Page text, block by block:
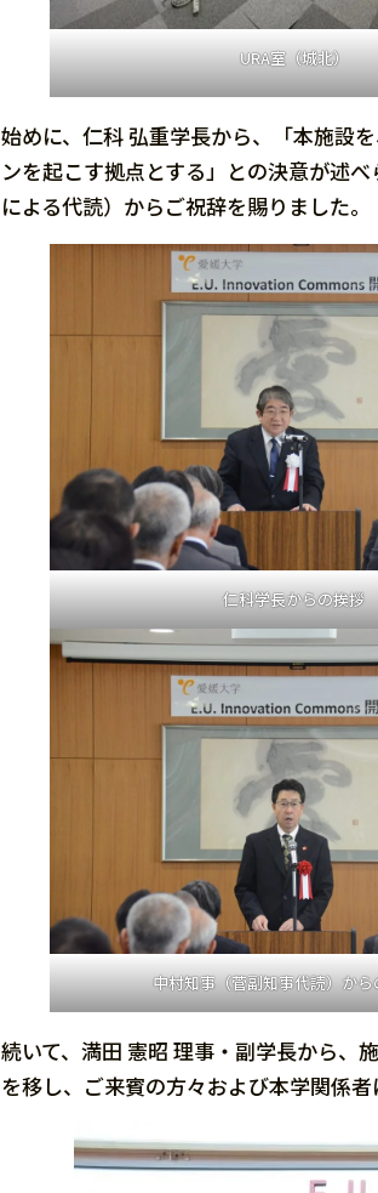
URA室（城北）
始めに、仁科 弘重学長から、「本施設
ンを起こす拠点とする」との決意が述
による代読）からご祝辞を賜りました。
仁科学長からの挨拶
中村知事（菅副知事代読）から
続いて、満田 憲昭 理事・副学長から
を移し、ご来賓の方々および本学関係者